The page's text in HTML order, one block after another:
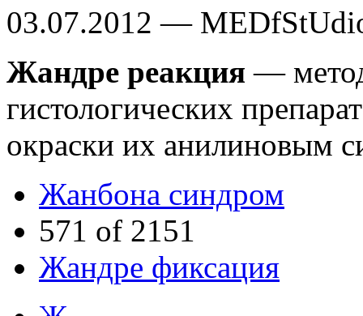
03.07.2012 —
Жандре реакция —
гистологических
окраски их анилиновым
Жанбона синдром
571 of 2151
Жандре фиксация